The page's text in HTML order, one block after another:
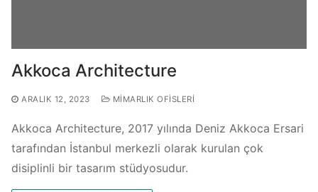
Akkoca Architecture
ARALIK 12, 2023 MIMARLIK OFISLERI
Akkoca Architecture, 2017 yılında Deniz Akkoca Ersari
tarafından İstanbul merkezli olarak kurulan çok
disiplinli bir tasarım stüdyosudur.